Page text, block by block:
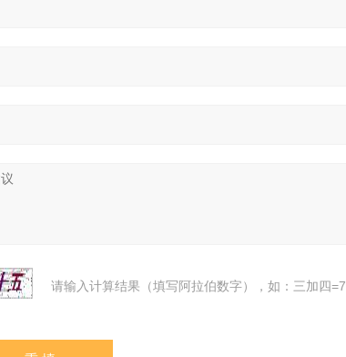
请输入计算结果（填写阿拉伯数字），如：三加四=7